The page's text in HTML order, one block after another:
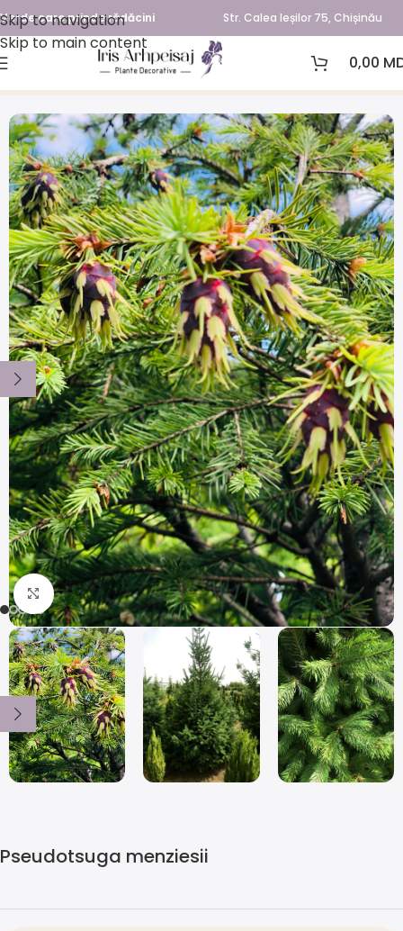
Skip to navigation
Skip to main content
Verde care prinde rădăcini Str. Calea Ieșilor 75, Chișinău
0,00
Prima pagină Plante conifere
Click to enlarge
Pseudotsuga menziesii